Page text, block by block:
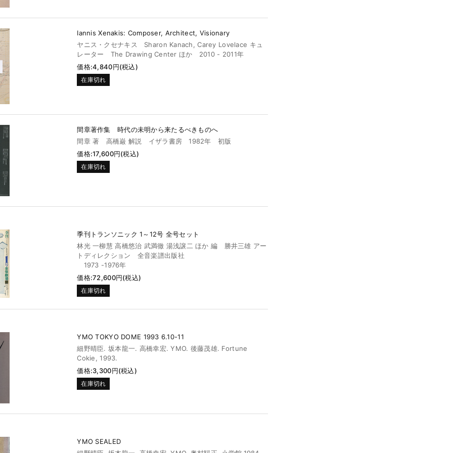
Iannis Xenakis: Composer, Architect, Visionary
ヤニス・クセナキス Sharon Kanach, Carey Lovelace キュ
レーター The Drawing Center ほか 2010 - 2011年
価格:4,840円(税込)
在庫切れ
間章著作集 時代の未明から来たるべきものへ
間章 著 高橋巌 解説 イザラ書房 1982年 初版
価格:17,600円(税込)
在庫切れ
季刊トランソニック 1～12号 全号セット
林光 一柳慧 高橋悠治 武満徹 湯浅譲二 ほか 編 勝井三雄 アー
トディレクション 全音楽譜出版社
1973 -1976年
価格:72,600円(税込)
在庫切れ
YMO TOKYO DOME 1993 6.10-11
細野晴臣. 坂本龍一. 高橋幸宏. YMO. 後藤茂雄. Fortune
Cokie, 1993.
価格:3,300円(税込)
在庫切れ
YMO SEALED